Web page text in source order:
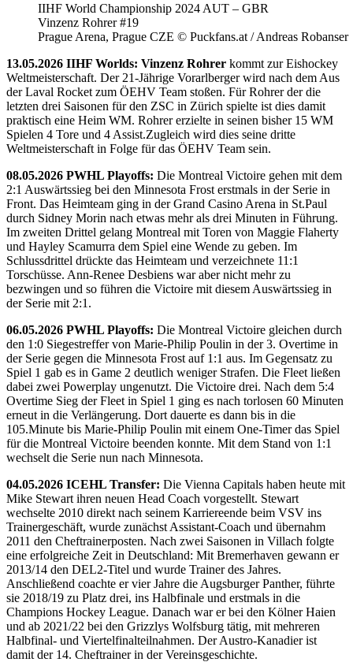
IIHF World Championship 2024 AUT – GBR
Vinzenz Rohrer #19
Prague Arena, Prague CZE © Puckfans.at / Andreas Robanser
13.05.2026 IIHF Worlds: Vinzenz Rohrer kommt zur Eishockey
Weltmeisterschaft. Der 21-Jährige Vorarlberger wird nach dem Aus
der Laval Rocket zum ÖEHV Team stoßen. Für Rohrer der die
letzten drei Saisonen für den ZSC in Zürich spielte ist dies damit
praktisch eine Heim WM. Rohrer erzielte in seinen bisher 15 WM
Spielen 4 Tore und 4 Assist.Zugleich wird dies seine dritte
Weltmeisterschaft in Folge für das ÖEHV Team sein.
08.05.2026 PWHL Playoffs: Die Montreal Victoire gehen mit dem
2:1 Auswärtssieg bei den Minnesota Frost erstmals in der Serie in
Front. Das Heimteam ging in der Grand Casino Arena in St.Paul
durch Sidney Morin nach etwas mehr als drei Minuten in Führung.
Im zweiten Drittel gelang Montreal mit Toren von Maggie Flaherty
und Hayley Scamurra dem Spiel eine Wende zu geben. Im
Schlussdrittel drückte das Heimteam und verzeichnete 11:1
Torschüsse. Ann-Renee Desbiens war aber nicht mehr zu
bezwingen und so führen die Victoire mit diesem Auswärtssieg in
der Serie mit 2:1.
06.05.2026 PWHL Playoffs: Die Montreal Victoire gleichen durch
den 1:0 Siegestreffer von Marie-Philip Poulin in der 3. Overtime in
der Serie gegen die Minnesota Frost auf 1:1 aus. Im Gegensatz zu
Spiel 1 gab es in Game 2 deutlich weniger Strafen. Die Fleet ließen
dabei zwei Powerplay ungenutzt. Die Victoire drei. Nach dem 5:4
Overtime Sieg der Fleet in Spiel 1 ging es nach torlosen 60 Minuten
erneut in die Verlängerung. Dort dauerte es dann bis in die
105.Minute bis Marie-Philip Poulin mit einem One-Timer das Spiel
für die Montreal Victoire beenden konnte. Mit dem Stand von 1:1
wechselt die Serie nun nach Minnesota.
04.05.2026 ICEHL Transfer: Die Vienna Capitals haben heute mit
Mike Stewart ihren neuen Head Coach vorgestellt. Stewart
wechselte 2010 direkt nach seinem Karriereende beim VSV ins
Trainergeschäft, wurde zunächst Assistant-Coach und übernahm
2011 den Cheftrainerposten. Nach zwei Saisonen in Villach folgte
eine erfolgreiche Zeit in Deutschland: Mit Bremerhaven gewann er
2013/14 den DEL2-Titel und wurde Trainer des Jahres.
Anschließend coachte er vier Jahre die Augsburger Panther, führte
sie 2018/19 zu Platz drei, ins Halbfinale und erstmals in die
Champions Hockey League. Danach war er bei den Kölner Haien
und ab 2021/22 bei den Grizzlys Wolfsburg tätig, mit mehreren
Halbfinal- und Viertelfinalteilnahmen. Der Austro-Kanadier ist
damit der 14. Cheftrainer in der Vereinsgeschichte.